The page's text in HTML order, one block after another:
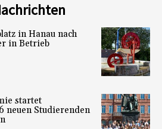
in Hanau nach
in Betrieb
startet
neuen Studierenden